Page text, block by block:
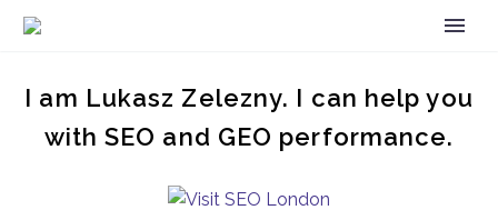
I am Lukasz Zelezny. I can help you
with SEO and GEO performance.